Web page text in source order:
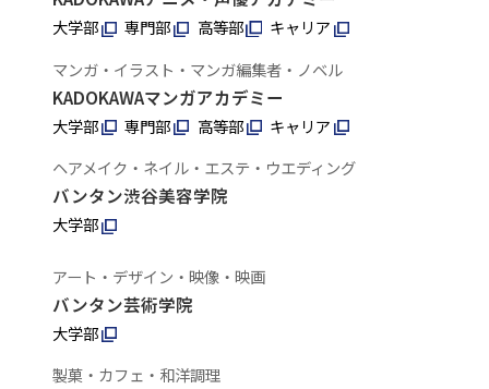
大学部 専門部 高等部
キャリア
マンガ・イラスト・マンガ編集者・ノベル
KADOKAWAマンガアカデミー
大学部 専門部 高等部
キャリア
ヘアメイク・ネイル・エステ・ウエディング
バンタン渋谷美容学院
大学部
アート・デザイン・映像・映画
バンタン芸術学院
大学部
製菓・カフェ・和洋調理